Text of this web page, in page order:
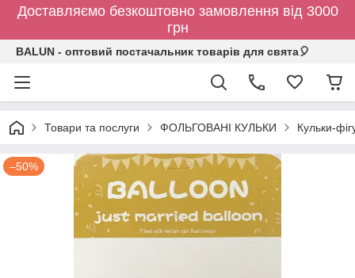
Доставляємо безкоштовно замовлення від 3000
грн
BALUN - оптовий постачальник товарів для свята🎈
Товари та послуги ФОЛЬГОВАНІ КУЛЬКИ Кульки-
–50%